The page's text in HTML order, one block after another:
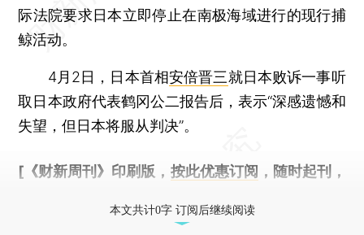
际法院要求日本立即停止在南极海域进行的现行捕
鲸活动。
4月2日，日本首相安倍晋三就日本败诉一事听
取日本政府代表鹤冈公二报告后，表示“深感遗憾和
失望，但日本将服从判决”。
[《财新周刊》印刷版， 按此优惠订阅 ，随时起刊，
本文共计0字 订阅后继续阅读